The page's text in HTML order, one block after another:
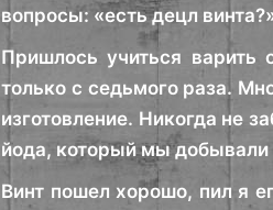
вопросы: «есть децл
Пришлось учиться варить
только с седьмого раза.
изготовление. Никогда не
йода, который мы добывали
Винт пошел хорошо, пил я